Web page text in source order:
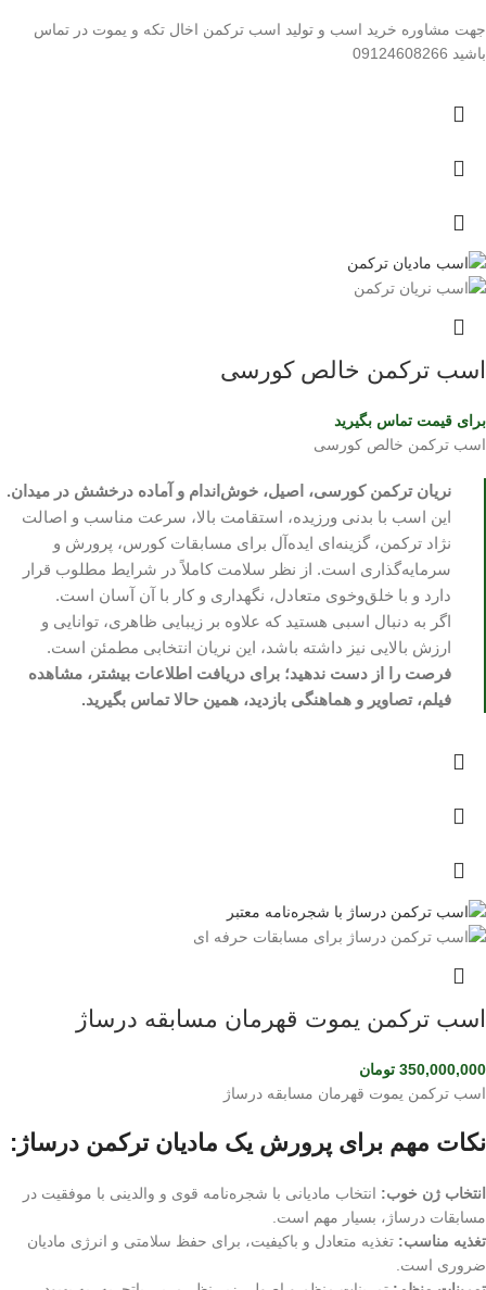
جهت مشاوره خرید اسب و تولید اسب ترکمن اخال تکه و یموت در تماس
باشید 09124608266
اسب ترکمن خالص کورسی
برای قیمت تماس بگیرید
اسب ترکمن خالص کورسی
نریان ترکمن کورسی، اصیل، خوش‌اندام و آماده درخشش در میدان.
این اسب با بدنی ورزیده، استقامت بالا، سرعت مناسب و اصالت
نژاد ترکمن، گزینه‌ای ایده‌آل برای مسابقات کورس، پرورش و
سرمایه‌گذاری است. از نظر سلامت کاملاً در شرایط مطلوب قرار
دارد و با خلق‌وخوی متعادل، نگهداری و کار با آن آسان است.
اگر به دنبال اسبی هستید که علاوه بر زیبایی ظاهری، توانایی و
ارزش بالایی نیز داشته باشد، این نریان انتخابی مطمئن است.
فرصت را از دست ندهید؛ برای دریافت اطلاعات بیشتر، مشاهده
فیلم، تصاویر و هماهنگی بازدید، همین حالا تماس بگیرید.
اسب ترکمن یموت قهرمان مسابقه درساژ
350,000,000 تومان
اسب ترکمن یموت قهرمان مسابقه درساژ
نکات مهم برای پرورش یک مادیان ترکمن درساژ:
انتخاب ژن خوب: انتخاب مادیانی با شجره‌نامه قوی و والدینی با موفقیت در
مسابقات درساژ، بسیار مهم است.
تغذیه مناسب: تغذیه متعادل و باکیفیت، برای حفظ سلامتی و انرژی مادیان
ضروری است.